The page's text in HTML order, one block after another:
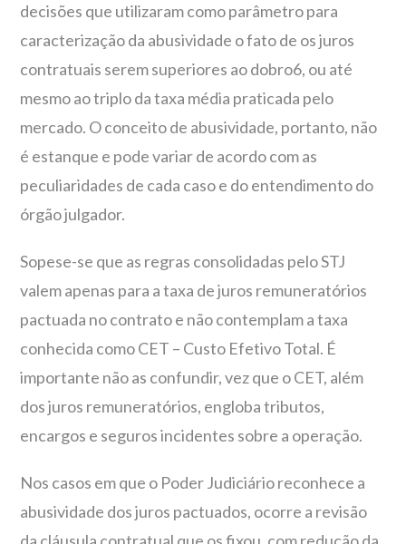
decisões que utilizaram como parâmetro para
caracterização da abusividade o fato de os juros
contratuais serem superiores ao dobro6, ou até
mesmo ao triplo da taxa média praticada pelo
mercado. O conceito de abusividade, portanto, não
é estanque e pode variar de acordo com as
peculiaridades de cada caso e do entendimento do
órgão julgador.
Sopese-se que as regras consolidadas pelo STJ
valem apenas para a taxa de juros remuneratórios
pactuada no contrato e não contemplam a taxa
conhecida como CET – Custo Efetivo Total. É
importante não as confundir, vez que o CET, além
dos juros remuneratórios, engloba tributos,
encargos e seguros incidentes sobre a operação.
Nos casos em que o Poder Judiciário reconhece a
abusividade dos juros pactuados, ocorre a revisão